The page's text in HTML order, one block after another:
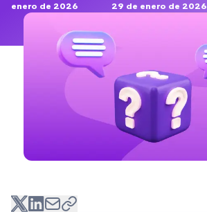
enero de 2026
29 de enero de 2026